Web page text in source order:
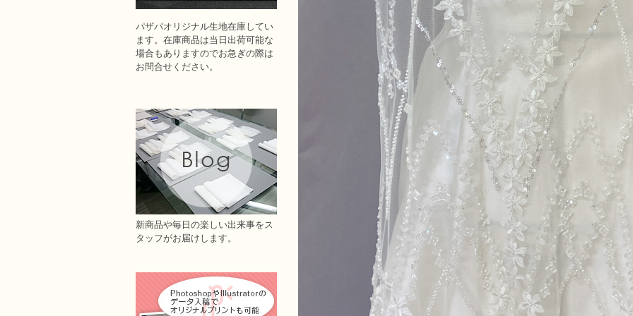
パザパオリジナル生地在庫してい
ます。在庫商品は当日出荷可能な
場合もありますのでお急ぎの際は
お問合せください。
新商品や毎日の楽しい出来事をス
タッフがお届けします。